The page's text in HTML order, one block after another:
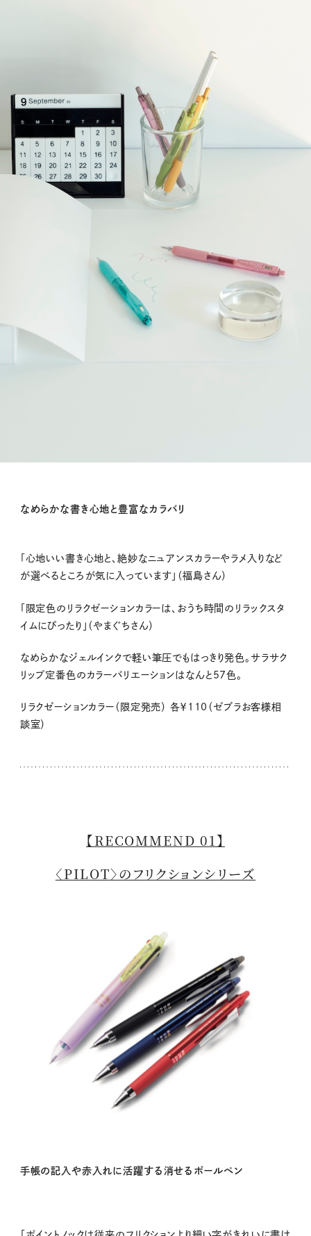
なめらかな書き心地と豊富なカラバリ
「心地いい書き心地と、絶妙なニュアンスカラーやラメ入りなど
が選べるところが気に入っています」（福島さん）
「限定色のリラクゼーションカラーは、おうち時間のリラックスタ
イムにぴったり」（やまぐちさん）
なめらかなジェルインクで軽い筆圧でもはっきり発色。サラサク
リップ定番色のカラーバリエーションはなんと57色。
リラクゼーションカラー（限定発売） 各￥110（ゼブラお客様相
談室）
【RECOMMEND 01】
〈PILOT〉のフリクションシリーズ
手帳の記入や赤入れに活躍する消せるボールペン